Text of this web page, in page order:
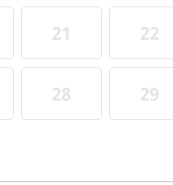
21 22
28 29